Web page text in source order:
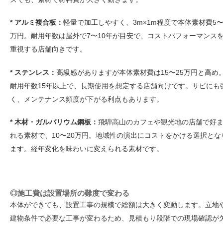
* アルミ複合板： 軽量で加工しやすく、3m×1m程度で本体素材費5
万円。耐用年数は屋外で7〜10年が目安で、コストパフォーマンス
重視する店舗向きです。
* ステンレス： 高級感がありますが本体素材費は15〜25万円と高め
耐用年数15年以上で、長期使用を想定する店舗向けです。サビにも
く、メンテナンス頻度が下がる利点もあります。
* 木材・ガルバリウム鋼板： 飛騨高山のカフェや観光地の店舗で好ま
れる素材で、10〜20万円。地域性の演出にコストをかける選択とな
ます。経年変化を味わいに変えられる素材です。
◎施工費は設置場所の難度で変わる
本体ができても、設置工事の規模で総額は大きく変動します。立地
建物条件で必要な工事が変わるため、見積もり段階での現場確認が